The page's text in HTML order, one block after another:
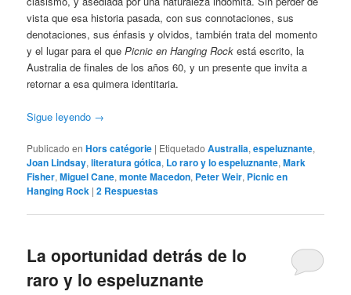
vista que esa historia pasada, con sus connotaciones, sus
denotaciones, sus énfasis y olvidos, también trata del momento
y el lugar para el quePicnic en Hanging Rock está escrito, la
Australia de finales de los años 60, y un presente que invita a
retornar a esa quimera identitaria.
Sigue leyendo →
Publicado en Hors catégorie | Etiquetado Australia,espeluznante,
Joan Lindsay,literatura gótica, Lo raro y lo espeluznante,Mark
Fisher,Miguel Cane,monte Macedon, Peter Weir, Picnic en
Hanging Rock |2 Respuestas
La oportunidad detrás de lo
raro y lo espeluznante